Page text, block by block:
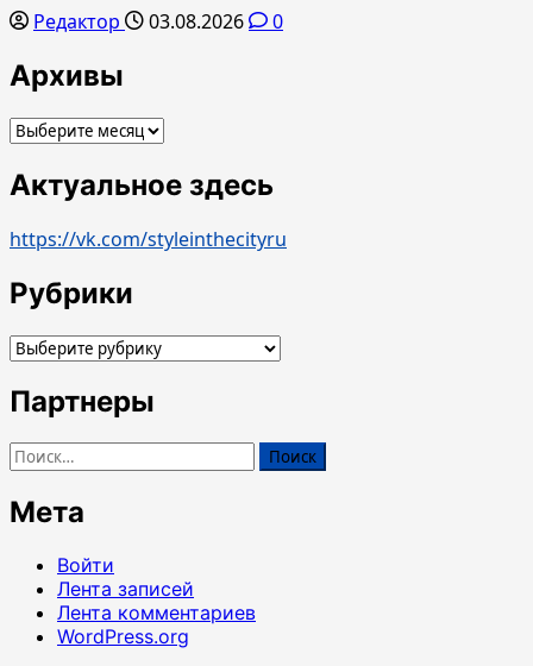
Редактор 03.08.2026 0
Архивы
Архивы
Актуальное здесь
https://vk.com/styleinthecityru
Рубрики
Рубрики
Партнеры
Найти:
Мета
Войти
Лента записей
Лента комментариев
WordPress.org